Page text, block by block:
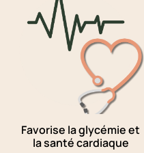
Favorise la glycémie et
la santé cardiaque